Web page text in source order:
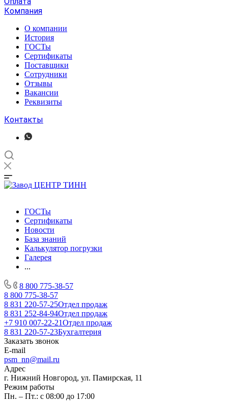
Компания
О компании
История
ГОСТы
Сертификаты
Поставщики
Сотрудники
Отзывы
Вакансии
Реквизиты
Контакты
ГОСТы
Сертификаты
Новости
База знаний
Калькулятор погрузки
Галерея
...
8 800 775-38-57
8 800 775-38-57
8 831 220-57-25Отдел продаж
8 831 252-84-94Отдел продаж
+7 910 007-22-21Отдел продаж
8 831 220-57-23Бухгалтерия
Заказать звонок
E-mail
psm_nn@mail.ru
Адрес
г. Нижний Новгород, ул. Памирская, 11
Режим работы
Пн. – Пт.: с 08:00 до 17:00